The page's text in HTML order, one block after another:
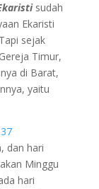
sudah
Ekaristi
sejak
Timur,
di Barat,
yaitu
dan hari
Minggu
hari